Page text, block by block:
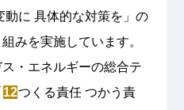
動に 具体的な対策を」の
みを実施しています。
・エネルギーの総合テ
12つくる責任 つかう責